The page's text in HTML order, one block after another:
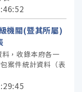
機關(暨其所屬)
，收錄本府各一
案件統計資料（表